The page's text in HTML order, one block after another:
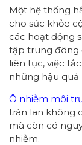
Một hệ thống
cho sức khỏe
các hoạt động
tập trung đông
liên tục, việc
những hậu
Ô nhiễm môi
tràn lan không
mà còn có
nhiễm.